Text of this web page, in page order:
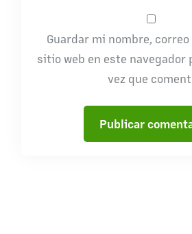
Guardar mi nombre,
sitio web en este navegador
vez que